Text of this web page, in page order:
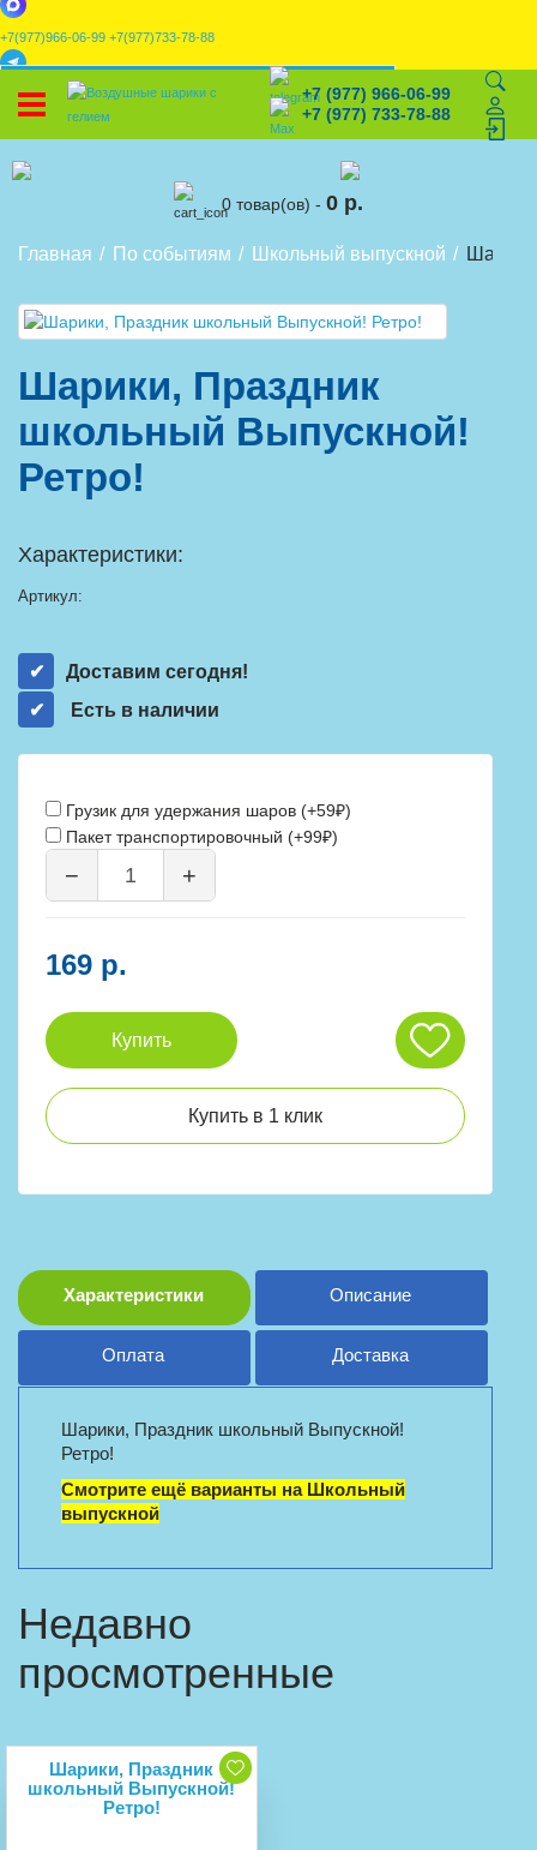
+7(977)966-06-99 +7(977)733-78-88
🎈 Конструктор
x УСТАНОВИТЕ НАШЕ ПРИЛОЖЕНИЕ!+7 (977) 966-06-99
+7 (977) 733-78-88
0 товар(ов) - 0 р.
Главная По событиям Школьный выпускной
Шарики, Праздник
школьный Выпускной!
Ретро!
Характеристики:
Артикул:
Доставим сегодня!
Есть в наличии
Грузик для удержания шаров (+59₽)
Пакет транспортировочный (+99₽)
− +
169 р.
Купить
Купить в 1 клик
Характеристики Описание
Оплата Доставка
Шарики, Праздник школьный Выпускной!
Ретро!
Смотрите ещё варианты на Школьный
выпускной
Недавно
просмотренные
Шарики, Праздник
школьный Выпускной!
Ретро!